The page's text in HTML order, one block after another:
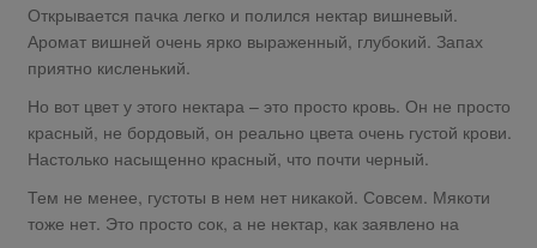
Открывается пачка легко и полился нектар вишневый.
Аромат вишней очень ярко выраженный, глубокий. Запах
приятно кисленький.
Но вот цвет у этого нектара – это просто кровь. Он не просто
красный, не бордовый, он реально цвета очень густой крови.
Настолько насыщенно красный, что почти черный.
Тем не менее, густоты в нем нет никакой. Совсем. Мякоти
тоже нет. Это просто сок, а не нектар, как заявлено на